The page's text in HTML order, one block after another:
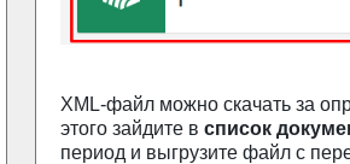
XML-файл можно скачать за
этого зайдите в список
период и выгрузите файл с